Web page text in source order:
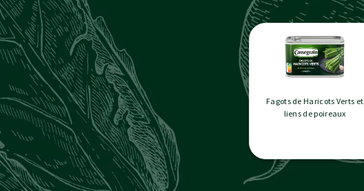
Fagots de Haricots Verts et
liens de poireaux